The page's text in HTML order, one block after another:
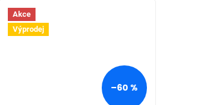
Akce
Výprodej
–60 %